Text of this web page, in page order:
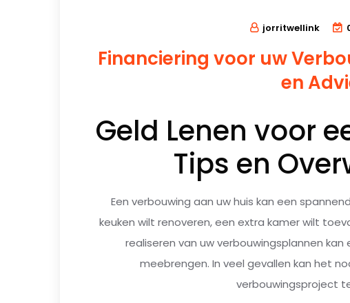
jorritwellink
Financiering voor uw
en
Geld Lenen voor
Tips en
Een verbouwing aan uw huis kan een
keuken wilt renoveren, een extra kamer wilt
realiseren van uw verbouwingsplannen
meebrengen. In veel gevallen kan het
verbouwingsproject